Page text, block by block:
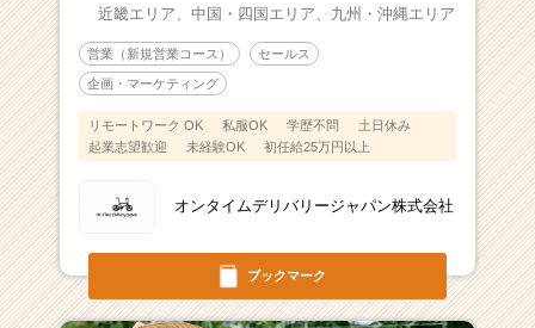
ブックマーク
近畿エリア、 中国・四国エリア、 九州・沖縄エリア
営業（新規営業コース） セールス
企画・マーケティング
リモートワーク OK 私服OK 学歴不問
土日休み
起業志望歓迎
未経験OK 初任給25万円以上
オンタイムデリバリージャパン株式会社